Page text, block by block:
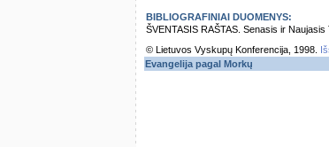
BIBLIOGRAFINIAI DUOMENYS:
ŠVENTASIS RAŠTAS. Senasis ir
© Lietuvos Vyskupų Konferencija, 1998.
Evangelija pagal Morkų